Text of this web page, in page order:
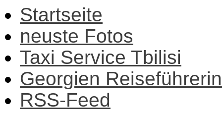
Startseite
neuste Fotos
Taxi Service Tbilisi
Georgien Reiseführerin
RSS-Feed